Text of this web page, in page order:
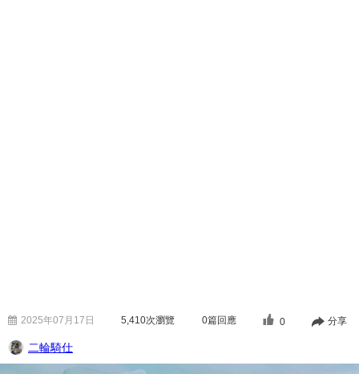
2025年07月17日 5,410次瀏覽 0篇回應 0 分享
二輪騎仕